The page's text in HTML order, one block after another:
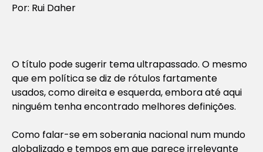
Por: Rui Daher
O título pode sugerir tema ultrapassado. O mesmo
que em política se diz de rótulos fartamente
usados, como direita e esquerda, embora até aqui
ninguém tenha encontrado melhores definições.
Como falar-se em soberania nacional num mundo
globalizado e tempos em que parece irrelevante